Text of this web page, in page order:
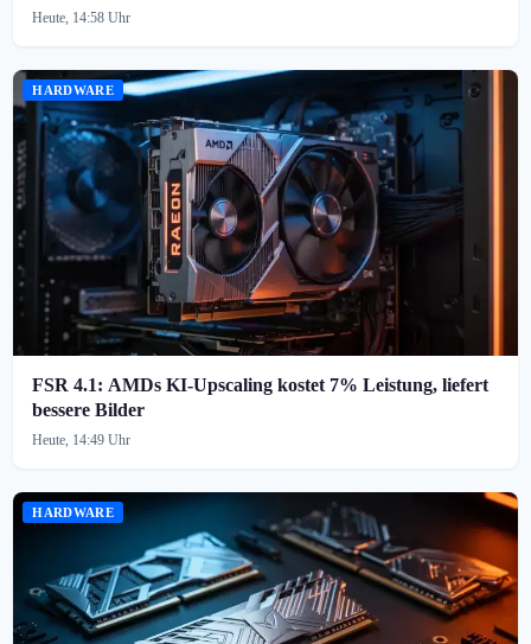
Heute, 14:58 Uhr
HARDWARE
FSR 4.1: AMDs KI-Upscaling kostet 7% Leistung, liefert
bessere Bilder
Heute, 14:49 Uhr
HARDWARE